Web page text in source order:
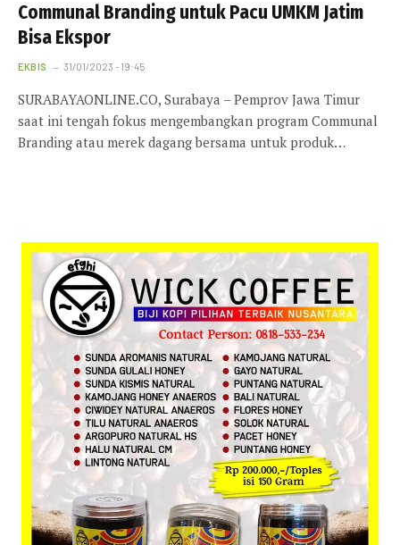
Communal Branding untuk Pacu UMKM Jatim
Bisa Ekspor
EKBIS 31/01/2023 - 19:45
SURABAYAONLINE.CO, Surabaya – Pemprov Jawa Timur
saat ini tengah fokus mengembangkan program Communal
Branding atau merek dagang bersama untuk produk…